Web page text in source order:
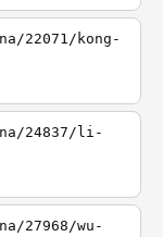
22071/kong-
24837/li-
27968/wu-